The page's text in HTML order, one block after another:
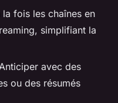
fois les chaînes en
simplifiant la
avec des
ou des résumés